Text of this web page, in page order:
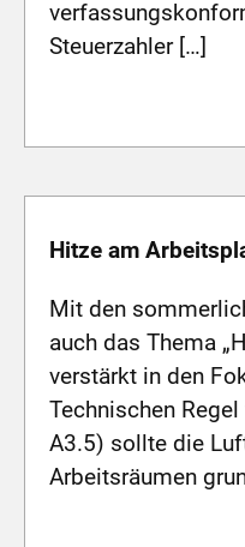
Steuerzahler […]
Hitze am
Mit den
auch das Thema
verstärkt in den
Technischen
A3.5) sollte die
Arbeitsräumen